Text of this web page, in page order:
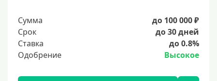
Сумма
до 100 000 ₽
Срок
до 30 дней
Ставка
до 0.8%
Одобрение
Высокое